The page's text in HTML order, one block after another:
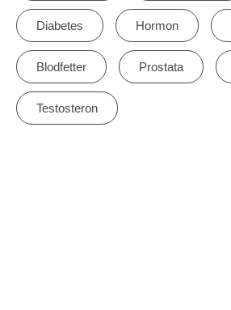
Diabetes Hormon
Blodfetter Prostata
Testosteron